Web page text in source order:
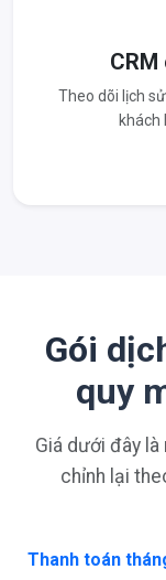
Theo dõi lịch
khách
Gói
quy
Giá dưới đây
chỉnh lại
Thanh toán